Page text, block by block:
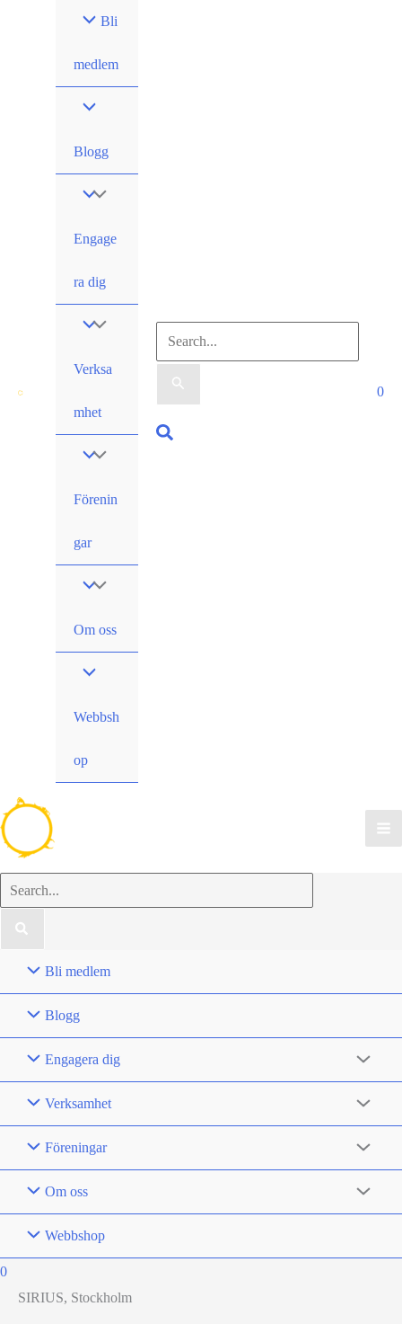
Bli
medlem
Blogg
Engage
ra dig
Verksa
mhet
Förenin
gar
Om oss
Webbsh
op
Sök
efter:
Sök
0
Search
for:
Bli medlem
Blogg
Engagera dig
Verksamhet
Föreningar
Om oss
Webbshop
0
SIRIUS, Stockholm